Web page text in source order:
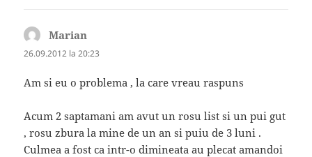
Marian
26.09.2012 la 20:23
Am si eu o problema , la care vreau raspuns
Acum 2 saptamani am avut un rosu list si un pui gut
, rosu zbura la mine de un an si puiu de 3 luni .
Culmea a fost ca intr-o dimineata au plecat amandoi